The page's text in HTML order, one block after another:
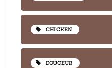
CHICKEN
DOUCEUR